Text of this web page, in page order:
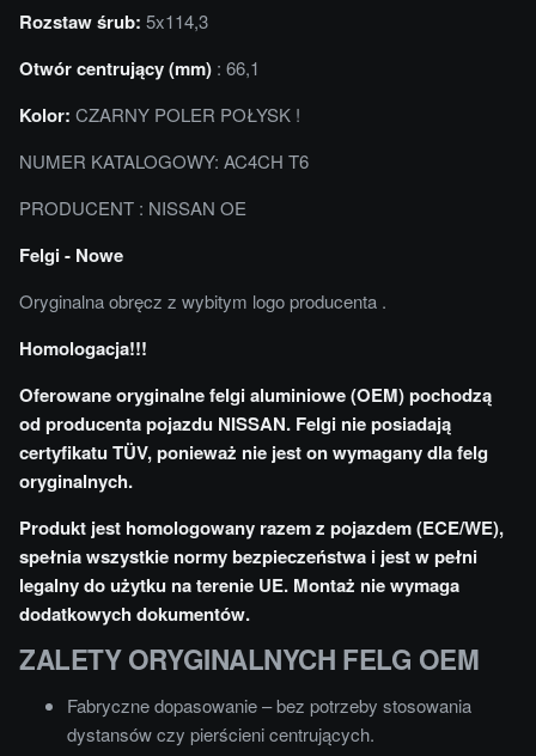
Rozstaw śrub: 5x114,3
Otwór centrujący (mm) : 66,1
Kolor: CZARNY POLER POŁYSK !
NUMER KATALOGOWY: AC4CH T6
PRODUCENT : NISSAN OE
Felgi - Nowe
Oryginalna obręcz z wybitym logo producenta .
Homologacja!!!
Oferowane oryginalne felgi aluminiowe (OEM) pochodzą
od producenta pojazdu NISSAN. Felgi nie posiadają
certyfikatu TÜV, ponieważ nie jest on wymagany dla felg
oryginalnych.
Produkt jest homologowany razem z pojazdem (ECE/WE),
spełnia wszystkie normy bezpieczeństwa i jest w pełni
legalny do użytku na terenie UE. Montaż nie wymaga
dodatkowych dokumentów.
ZALETY ORYGINALNYCH FELG OEM
Fabryczne dopasowanie – bez potrzeby stosowania
dystansów czy pierścieni centrujących.